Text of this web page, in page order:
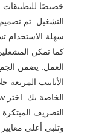
خصيصًا للتطبيقات
التشغيل. تم
سهلة الاستخدام
كما تمكن
العمل. يضمن
الأنابيب المربعة
التصريف المبتكرة
وتلبي أعلى